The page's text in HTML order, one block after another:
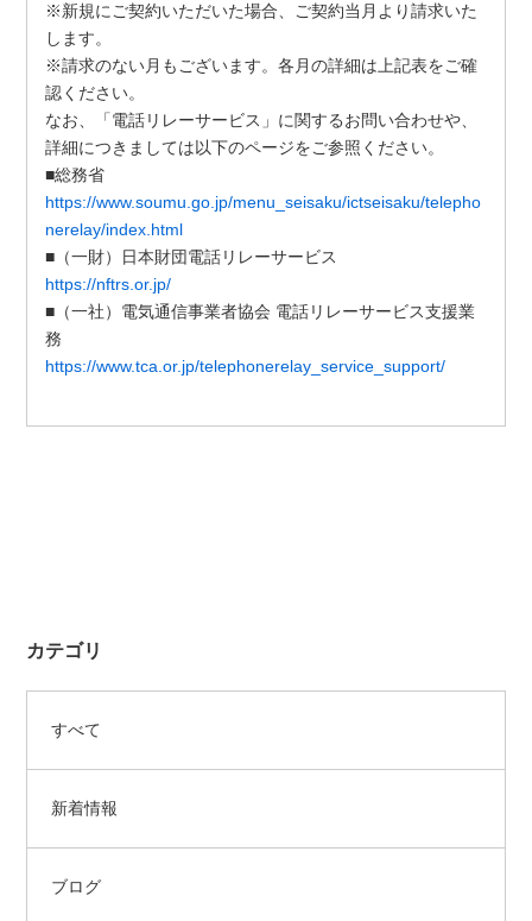
※新規にご契約いただいた場合、ご契約当月より請求いた
します。
※請求のない月もございます。各月の詳細は上記表をご確
認ください。
なお、「電話リレーサービス」に関するお問い合わせや、
詳細につきましては以下のページをご参照ください。
■総務省
https://www.soumu.go.jp/menu_seisaku/ictseisaku/telepho
nerelay/index.html
■（一財）日本財団電話リレーサービス
https://nftrs.or.jp/
■（一社）電気通信事業者協会 電話リレーサービス支援業
務
https://www.tca.or.jp/telephonerelay_service_support/
カテゴリ
すべて
新着情報
ブログ